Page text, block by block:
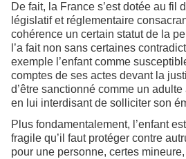
De fait, la France s’est dotée au fil
législatif et réglementaire
cohérence un certain statut de la
l’a fait non sans certaines
exemple l’enfant comme
comptes de ses actes devant la
d’être sanctionné comme un
en lui interdisant de solliciter son
Plus fondamentalement, l’enfant
fragile qu’il faut protéger contre
pour une personne, certes